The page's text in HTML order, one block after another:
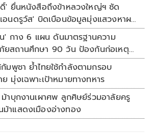
' ยื่นหนังสือถึงข้าหลวงใหญ่ฯ ซัด
นดรูว์ส' บิดเบือนข้อมูลมุ่งแสวงหาผล
น์ทางการเมือง
' กาง 6 แผน ดันมาตรฐานความ
ยสถานศึกษา 90 วัน ป้องกันก่อเหตุ
มพูชา ย้ำไทยใช้กำลังตามกรอบ
มุ่งเฉพาะเป้าหมายทางทหาร
าบุกงานเผาศพ ลูกศิษย์ร่วมอาลัยครู
าแสดงเมืองอ่างทอง